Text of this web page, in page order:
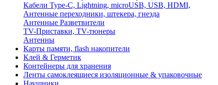
Кабели Type-C, Lightning, microUSB, USB, HDMI,
Антенные переходники, штекера, гнезда
Антенные Разветвители
TV-Приставки, TV-тюнеры
Антенны
Карты памяти, flash накопители
Клей & Герметик
Контейнеры для хранения
Ленты самоклеящиеся изоляционные & упаковочные
Наушники